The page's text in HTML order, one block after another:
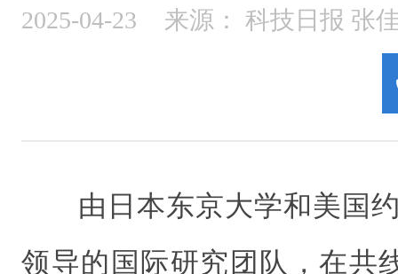
2025-04-23 来源： 科技日报 张
由日本东京大学和美国
领导的国际研究团队，在共